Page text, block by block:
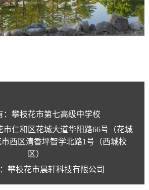
：攀枝花市第七高级中学校
市仁和区花城大道华阳路66号（花城
西区清香坪智学北路1号（西城校
区）
攀枝花市晨轩科技有限公司